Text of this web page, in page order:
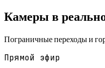
Камеры в
Пограничные переходы и
Прямой эфир